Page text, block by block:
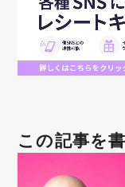
この記事を